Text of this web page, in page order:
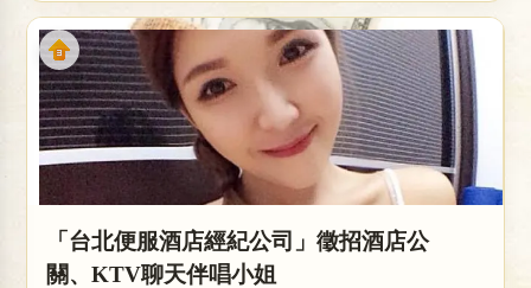
「台北便服酒店經紀公司」徵招酒店公
關、KTV聊天伴唱小姐